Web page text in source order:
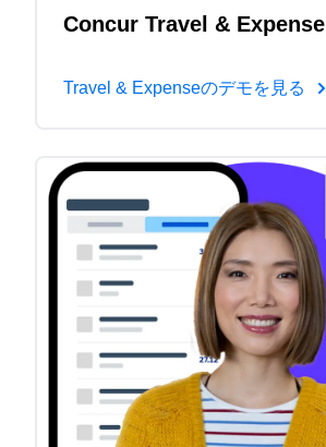
Concur Travel & Expense
Travel & Expenseのデモを見る